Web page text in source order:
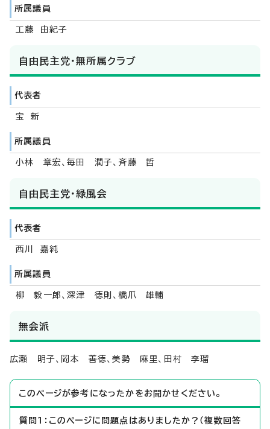
所属議員
工藤 由紀子
自由民主党・無所属クラブ
代表者
宝 新
所属議員
小林 章宏、毎田 潤子、斉藤 哲
自由民主党・緑風会
代表者
西川 嘉純
所属議員
柳 毅一郎、深津 徳則、橋爪 雄輔
無会派
広瀬 明子、岡本 善徳、美勢 麻里、田村 李瑠
このページが参考になったかをお聞かせください。
質問1：このページに問題点はありましたか？（複数回答